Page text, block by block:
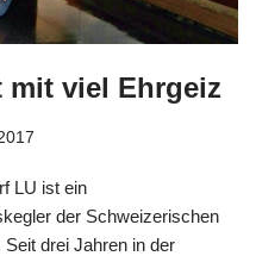
mit viel Ehrgeiz
LU ist ein
der Schweizerischen
drei Jahren in der